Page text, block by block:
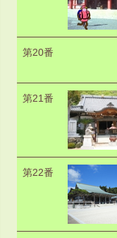
第20番
第21番
第22番